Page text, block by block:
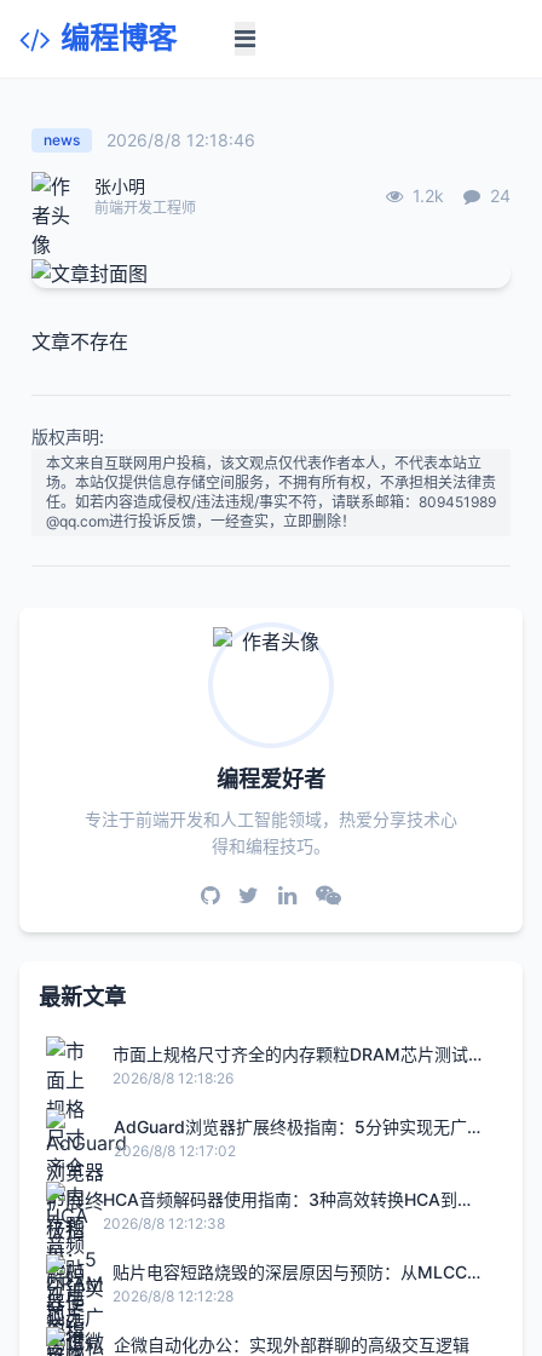
编程博客
news 2026/8/8 12:18:46
张小明
前端开发工程师
1.2k 24
文章不存在
版权声明:
本文来自互联网用户投稿，该文观点仅代表作者本人，不代表本站立
场。本站仅提供信息存储空间服务，不拥有所有权，不承担相关法律责
任。如若内容造成侵权/违法违规/事实不符，请联系邮箱：809451989
@qq.com进行投诉反馈，一经查实，立即删除！
编程爱好者
专注于前端开发和人工智能领域，热爱分享技术心
得和编程技巧。
最新文章
市面上规格尺寸齐全的内存颗粒DRAM芯片测试座
厂家销量远超第二名
2026/8/8 12:18:26
AdGuard浏览器扩展终极指南：5分钟实现无广告
隐私保护浏览
2026/8/8 12:17:02
HCA音频解码器使用指南：3种高效转换HCA到
WAV的专业方法
2026/8/8 12:12:38
贴片电容短路烧毁的深层原因与预防：从MLCC结
构到设计实践
2026/8/8 12:12:28
企微自动化办公：实现外部群聊的高级交互逻辑